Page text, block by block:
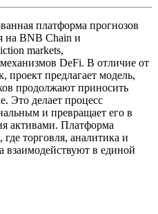
платформа прогнозов
на BNB Chain и
markets,
DeFi. В отличие от
проект предлагает модель,
продолжают приносить
Это делает процесс
и превращает его в
активами. Платформа
торговля, аналитика и
взаимодействуют в единой